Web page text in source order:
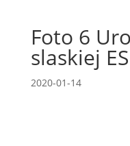
Foto 6
slaskiej
2020-01-14